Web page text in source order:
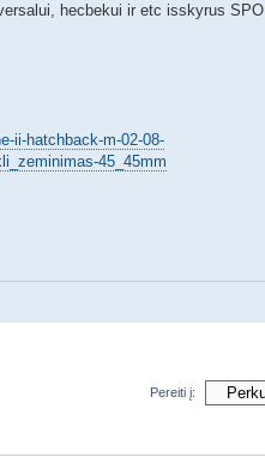
hecbekui ir etc isskyrus
ii-hatchback-m-02-08-
45_45mm
Pereiti į: